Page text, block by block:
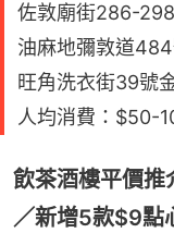
佐敦廟街286-
油麻地彌敦道
旺角洗衣街39號
人均消費：$50-
飲茶酒樓平價
／新增5款$9點